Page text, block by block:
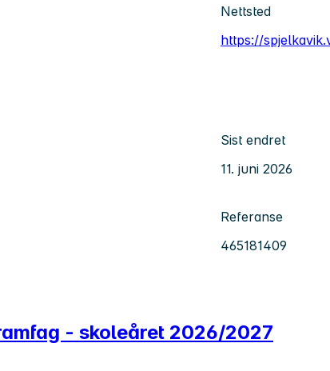
Nettsted
https://
Sist endret
11. juni 2026
Referanse
465181409
- skoleåret 2026/2027